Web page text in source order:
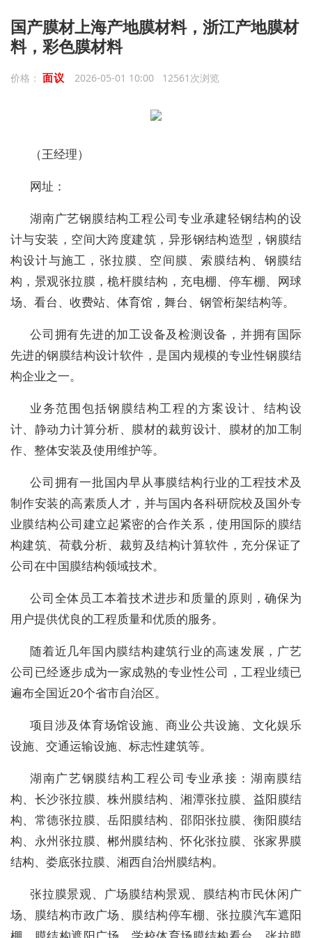
国产膜材上海产地膜材料，浙江产地膜材
料，彩色膜材料
价格： 面议 2026-05-01 10:00 12561次浏览
（王经理）
网址：
湖南广艺钢膜结构工程公司专业承建轻钢结构的设
计与安装，空间大跨度建筑，异形钢结构造型，钢膜结
构设计与施工，张拉膜、空间膜、索膜结构、钢膜结
构，景观张拉膜，桅杆膜结构，充电棚、停车棚、网球
场、看台、收费站、体育馆，舞台、钢管桁架结构等。
公司拥有先进的加工设备及检测设备，并拥有国际
先进的钢膜结构设计软件，是国内规模的专业性钢膜结
构企业之一。
业务范围包括钢膜结构工程的方案设计、结构设
计、静动力计算分析、膜材的裁剪设计、膜材的加工制
作、整体安装及使用维护等。
公司拥有一批国内早从事膜结构行业的工程技术及
制作安装的高素质人才，并与国内各科研院校及国外专
业膜结构公司建立起紧密的合作关系，使用国际的膜结
构建筑、荷载分析、裁剪及结构计算软件，充分保证了
公司在中国膜结构领域技术。
公司全体员工本着技术进步和质量的原则，确保为
用户提供优良的工程质量和优质的服务。
随着近几年国内膜结构建筑行业的高速发展，广艺
公司已经逐步成为一家成熟的专业性公司，工程业绩已
遍布全国近20个省市自治区。
项目涉及体育场馆设施、商业公共设施、文化娱乐
设施、交通运输设施、标志性建筑等。
湖南广艺钢膜结构工程公司专业承接：湖南膜结
构、长沙张拉膜、株州膜结构、湘潭张拉膜、益阳膜结
构、常德张拉膜、岳阳膜结构、邵阳张拉膜、衡阳膜结
构、永州张拉膜、郴州膜结构、怀化张拉膜、张家界膜
结构、娄底张拉膜、湘西自治州膜结构。
张拉膜景观、广场膜结构景观、膜结构市民休闲广
场、膜结构市政广场、膜结构停车棚、张拉膜汽车遮阳